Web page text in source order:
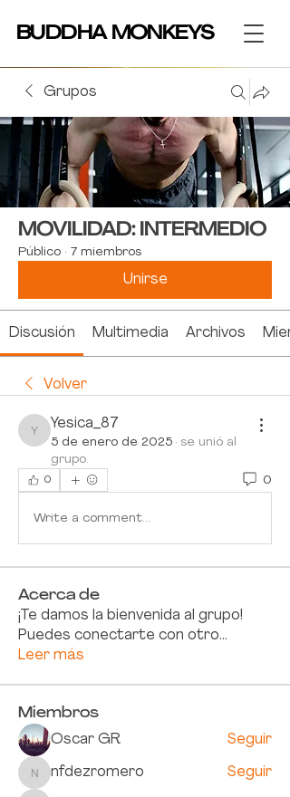
BUDDHA MONKEYS
BUDDHA MONKEYS
Grupos
MOVILIDAD: INTERMEDIO
Público · 7 miembros
Unirse
Discusión Multimedia Archivos
Volver
Yesica_87
Yesica_87
5 de enero de 2025 · se unió al
grupo.
0 0
Write a comment...
Acerca de
¡Te damos la bienvenida al grupo!
Puedes conectarte con otro...
Leer más
Miembros
Oscar GR
Seguir
nfdezromero
nfdezromero Seguir